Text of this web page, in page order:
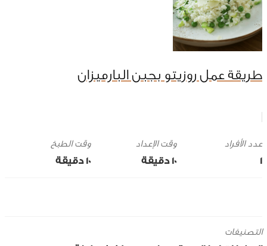
طريقة عمل روزيتو بجبن البارميزان
1
وقت الإعداد
10 ‎دقيقة
وقت الطبخ
10 ‎دقيقة
التصنيفات